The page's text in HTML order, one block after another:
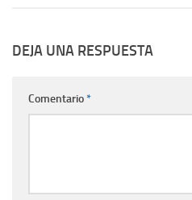
DEJA UNA RESPUESTA
Comentario*